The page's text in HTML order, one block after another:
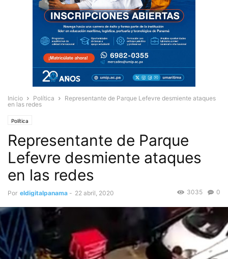
Inicio Política
Representante de Parque Lefevre desmiente ataques
en las redes
Política
Representante de Parque
Lefevre desmiente ataques
en las redes
Por eldigitalpanama - 22 abril, 2020 0
3035